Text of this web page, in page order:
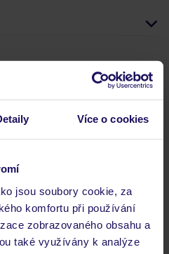
Více o cookies
jsou soubory cookie, za
komfortu při používání
zobrazovaného obsahu a
také využívány k analýze
do hotelu?
zavazadel?
další